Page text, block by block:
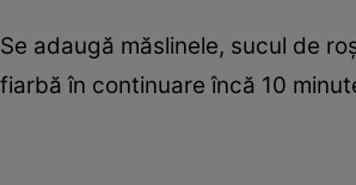
Se adaugă măslinele, sucul de
fiarbă în continuare încă 10